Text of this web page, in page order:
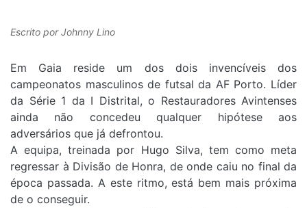
Escrito porJohnny Lino
Em Gaia reside um dos dois invencíveis dos
campeonatos masculinos de futsal da AF Porto. Líder
da Série 1 da I Distrital, o Restauradores Avintenses
ainda não concedeu qualquer hipótese aos
adversários que já defrontou.
A equipa, treinada por Hugo Silva, tem como meta
regressar à Divisão de Honra, de onde caiu no final da
época passada. A este ritmo, está bem mais próxima
de o conseguir.